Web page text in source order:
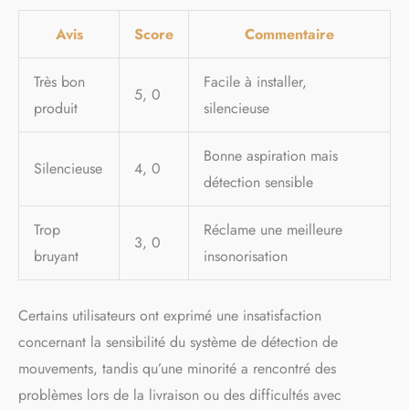
Avis Score Commentaire
Très bon
produit
5, 0
Facile à installer,
silencieuse
Silencieuse 4, 0
Bonne aspiration mais
détection sensible
Trop
bruyant
3, 0
Réclame une meilleure
insonorisation
Certains utilisateurs ont exprimé une insatisfaction
concernant la sensibilité du système de détection de
mouvements, tandis qu’une minorité a rencontré des
problèmes lors de la livraison ou des difficultés avec